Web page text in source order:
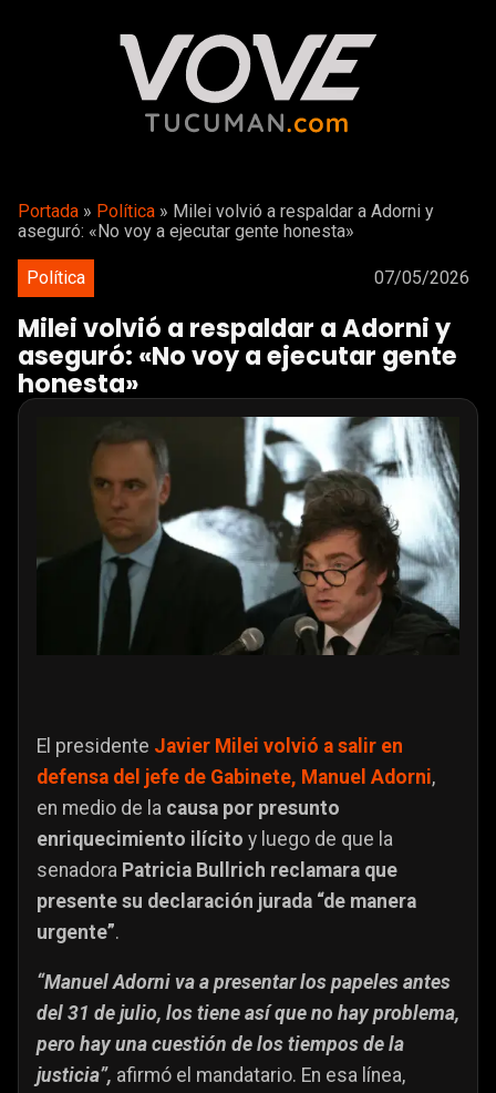
Portada » Política » Milei volvió a respaldar a Adorni y
aseguró: «No voy a ejecutar gente honesta»
Política 07/05/2026
Milei volvió a respaldar a Adorni y
aseguró: «No voy a ejecutar gente
honesta»
El presidente Javier Milei volvió a salir en
defensa del jefe de Gabinete, Manuel Adorni,
en medio de la causa por presunto
enriquecimiento ilícito y luego de que la
senadora Patricia Bullrich reclamara que
presente su declaración jurada “de manera
urgente”.
“Manuel Adorni va a presentar los papeles antes
del 31 de julio, los tiene así que no hay problema,
pero hay una cuestión de los tiempos de la
justicia”, afirmó el mandatario. En esa línea,